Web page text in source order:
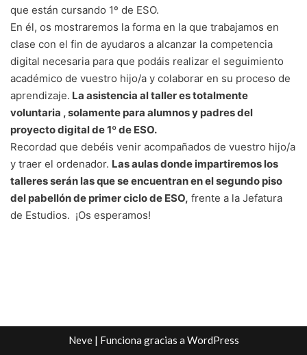
que están cursando 1º de ESO.
En él, os mostraremos la forma en la que trabajamos en
clase con el fin de ayudaros a alcanzar la competencia
digital necesaria para que podáis realizar el seguimiento
académico de vuestro hijo/a y colaborar en su proceso de
aprendizaje. La asistencia al taller es totalmente
voluntaria , solamente para alumnos y padres del
proyecto digital de 1º de ESO.
Recordad que debéis venir acompañados de vuestro hijo/a
y traer el ordenador. Las aulas donde impartiremos los
talleres serán las que se encuentran en el segundo piso
del pabellón de primer ciclo de ESO, frente a la Jefatura
de Estudios. ¡Os esperamos!
Neve| Funciona gracias a WordPress